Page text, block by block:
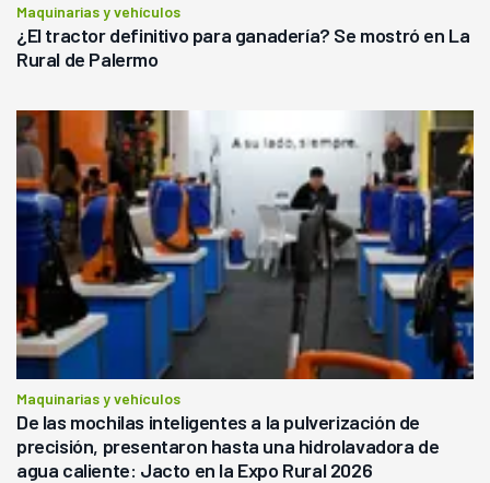
Maquinarias y vehículos
¿El tractor definitivo para ganadería? Se mostró en La
Rural de Palermo
Maquinarias y vehículos
De las mochilas inteligentes a la pulverización de
precisión, presentaron hasta una hidrolavadora de
agua caliente: Jacto en la Expo Rural 2026